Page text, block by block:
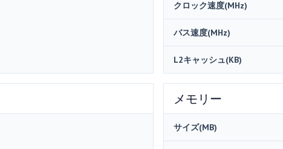
クロック速度(MHz)
バス速度(MHz)
L2キャッシュ(KB)
メモリー
サイズ(MB)